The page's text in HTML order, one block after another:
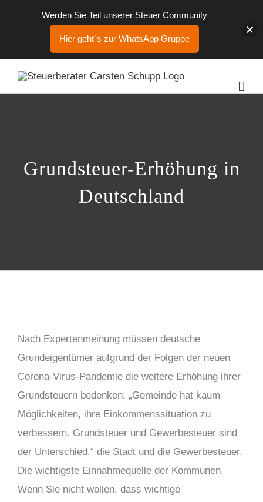
Grundsteuer-Erhöhung in
Deutschland
Nach Expertenmeinung müssen deutsche
Grundeigentümer aufgrund der Folgen der neuen
Corona-Virus-Pandemie die weitere Erhöhung ihrer
Grundsteuern bedenken: „Gemeinde hat kaum
Möglichkeiten, ihre Einkommenssituation zu
verbessern. Grundsteuer und Gewerbesteuer sind
der Unterschied.“ die Stadt und die Gewerbesteuer.
Die wichtigste Einnahmequelle der Kommunen.
Wenn Sie nicht wollen, dass wichtige
Werden Sie Teil unserer Steuer Community
Hier geht`s zur WhatsApp Gruppe